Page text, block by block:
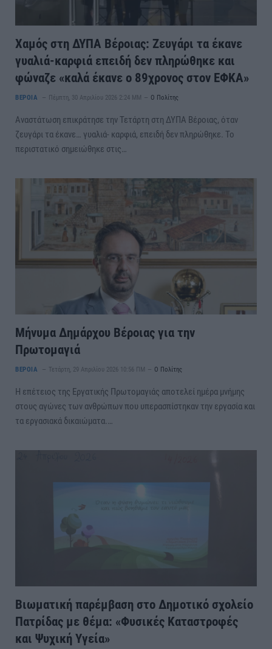
Χαμός στη ΔΥΠΑ Βέροιας: Ζευγάρι τα έκανε
γυαλιά-καρφιά επειδή δεν πληρώθηκε και
φώναζε «καλά έκανε ο 89χρονος στον ΕΦΚΑ»
ΒΕΡΟΙΑ Πέμπτη, 30 Απριλίου 2026 2:24 ΜΜ Ο Πολίτης
Αναστάτωση επικράτησε την Τετάρτη στη ΔΥΠΑ Βέροιας, όταν
ζευγάρι τα έκανε… γυαλιά- καρφιά, επειδή δεν πληρώθηκε. Το
περιστατικό σημειώθηκε στις…
Μήνυμα Δημάρχου Βέροιας για την
Πρωτομαγιά
ΒΕΡΟΙΑ Τετάρτη, 29 Απριλίου 2026 10:56 ΠΜ Ο Πολίτης
Η επέτειος της Εργατικής Πρωτομαγιάς αποτελεί ημέρα μνήμης
στους αγώνες των ανθρώπων που υπερασπίστηκαν την εργασία και
τα εργασιακά δικαιώματα.…
Βιωματική παρέμβαση στο Δημοτικό σχολείο
Πατρίδας με θέμα: «Φυσικές Καταστροφές
και Ψυχική Υγεία»